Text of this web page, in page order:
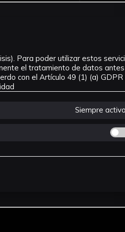
Para poder utilizar estos
el tratamiento de datos antes
con el Artículo 49 (1) (a) GDPR
Siempre